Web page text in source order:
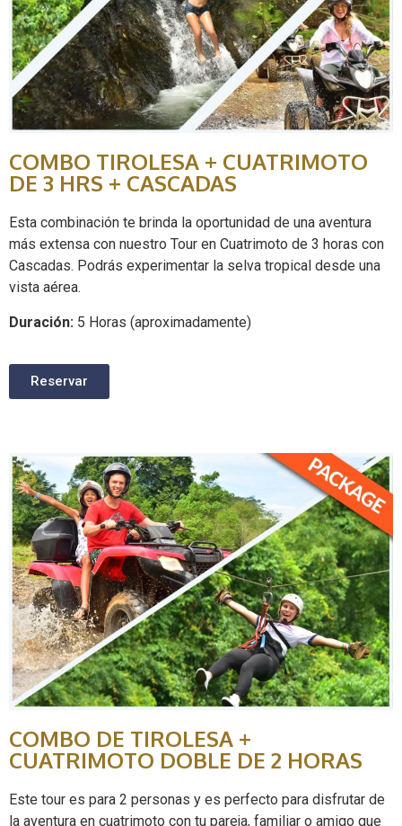
COMBO TIROLESA + CUATRIMOTO
DE 3 HRS + CASCADAS
Esta combinación te brinda la oportunidad de una aventura
más extensa con nuestro Tour en Cuatrimoto de 3 horas con
Cascadas. Podrás experimentar la selva tropical desde una
vista aérea.
Duración: 5 Horas (aproximadamente)
Reservar
COMBO DE TIROLESA +
CUATRIMOTO DOBLE DE 2 HORAS
Este tour es para 2 personas y es perfecto para disfrutar de
la aventura en cuatrimoto con tu pareja, familiar o amigo que